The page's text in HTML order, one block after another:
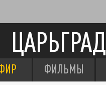
ЦАРЬГРАД
ФИЛЬМЫ